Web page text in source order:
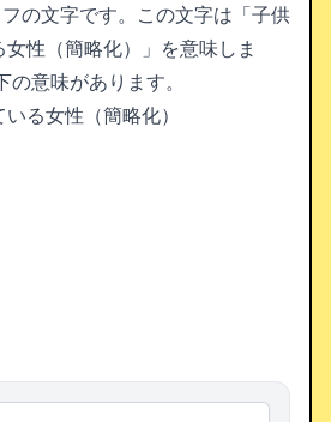
の文字です。この文字は「子供
性（簡略化）」を意味しま
の意味があります。
る女性（簡略化）